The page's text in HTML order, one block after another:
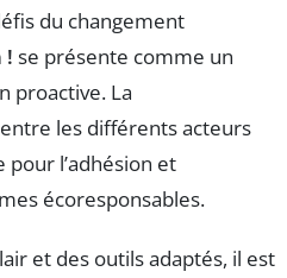
du changement
! se présente comme un
proactive. La
les différents acteurs
pour l’adhésion et
écoresponsables.
et des outils adaptés, il est